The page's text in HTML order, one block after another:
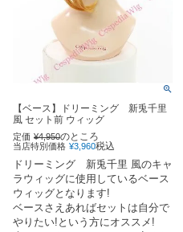
【ベース】ドリーミング 新兎千里
風 セット前 ウィッグ
定価 ¥4,950のところ
当店特別価格 ¥3,960税込
ドリーミング 新兎千里 風のキャ
ラウィッグに使用しているベース
ウィッグとなります!
ベースさえあればセットは自分で
やりたい!という方にオススメ!